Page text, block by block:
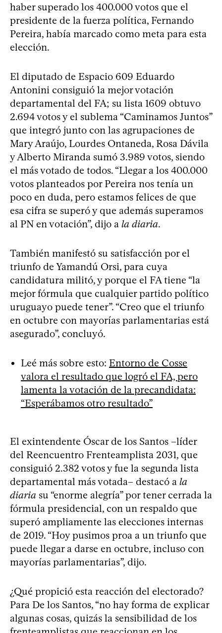
haber superado los 400.000 votos que el
presidente de la fuerza política, Fernando
Pereira, había marcado como meta para esta
elección.
El diputado de Espacio 609 Eduardo
Antonini consiguió la mejor votación
departamental del FA; su lista 1609 obtuvo
2.694 votos y el sublema “Caminamos Juntos”
que integró junto con las agrupaciones de
Mary Araújo, Lourdes Ontaneda, Rosa Dávila
y Alberto Miranda sumó 3.989 votos, siendo
el más votado de todos. “Llegar a los 400.000
votos planteados por Pereira nos tenía un
poco en duda, pero estamos felices de que
esa cifra se superó y que además superamos
al PN en votación”, dijo a la diaria.
También manifestó su satisfacción por el
triunfo de Yamandú Orsi, para cuya
candidatura militó, y porque el FA tiene “la
mejor fórmula que cualquier partido político
uruguayo puede tener”. “Creo que el triunfo
en octubre con mayorías parlamentarias está
asegurado”, concluyó.
Leé más sobre esto: Entorno de Cosse
valora el resultado que logró el FA, pero
lamenta la votación de la precandidata:
“Esperábamos otro resultado”
El exintendente Óscar de los Santos –líder
del Reencuentro Frenteamplista 2031, que
consiguió 2.382 votos y fue la segunda lista
departamental más votada– destacó a la
diaria su “enorme alegría” por tener cerrada la
fórmula presidencial, con un respaldo que
superó ampliamente las elecciones internas
de 2019. “Hoy pusimos proa a un triunfo que
puede llegar a darse en octubre, incluso con
mayorías parlamentarias”, dijo.
¿Qué propició esta reacción del electorado?
Para De los Santos, “no hay forma de explicar
algunas cosas, quizás la sensibilidad de los